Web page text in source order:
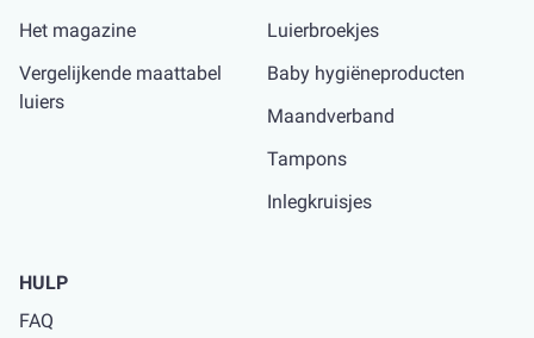
Het magazine
Vergelijkende maattabel
luiers
Luierbroekjes
Baby hygiëneproducten
Maandverband
Tampons
Inlegkruisjes
HULP
FAQ